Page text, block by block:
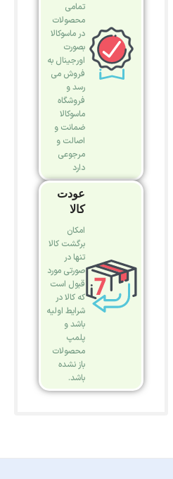
تمامی
محصولات
در ماسوکالا
بصورت
اورجینال به
فروش می
رسد و
فروشگاه
ماسوکالا
ضمانت و
اصالت و
مرجوعی
دارد
عودت
کالا
امکان
برگشت کالا
تنها در
صورتی مورد
قبول است
که کالا در
شرایط اولیه
باشد و
پلمپ
محصولات
باز نشده
باشد.